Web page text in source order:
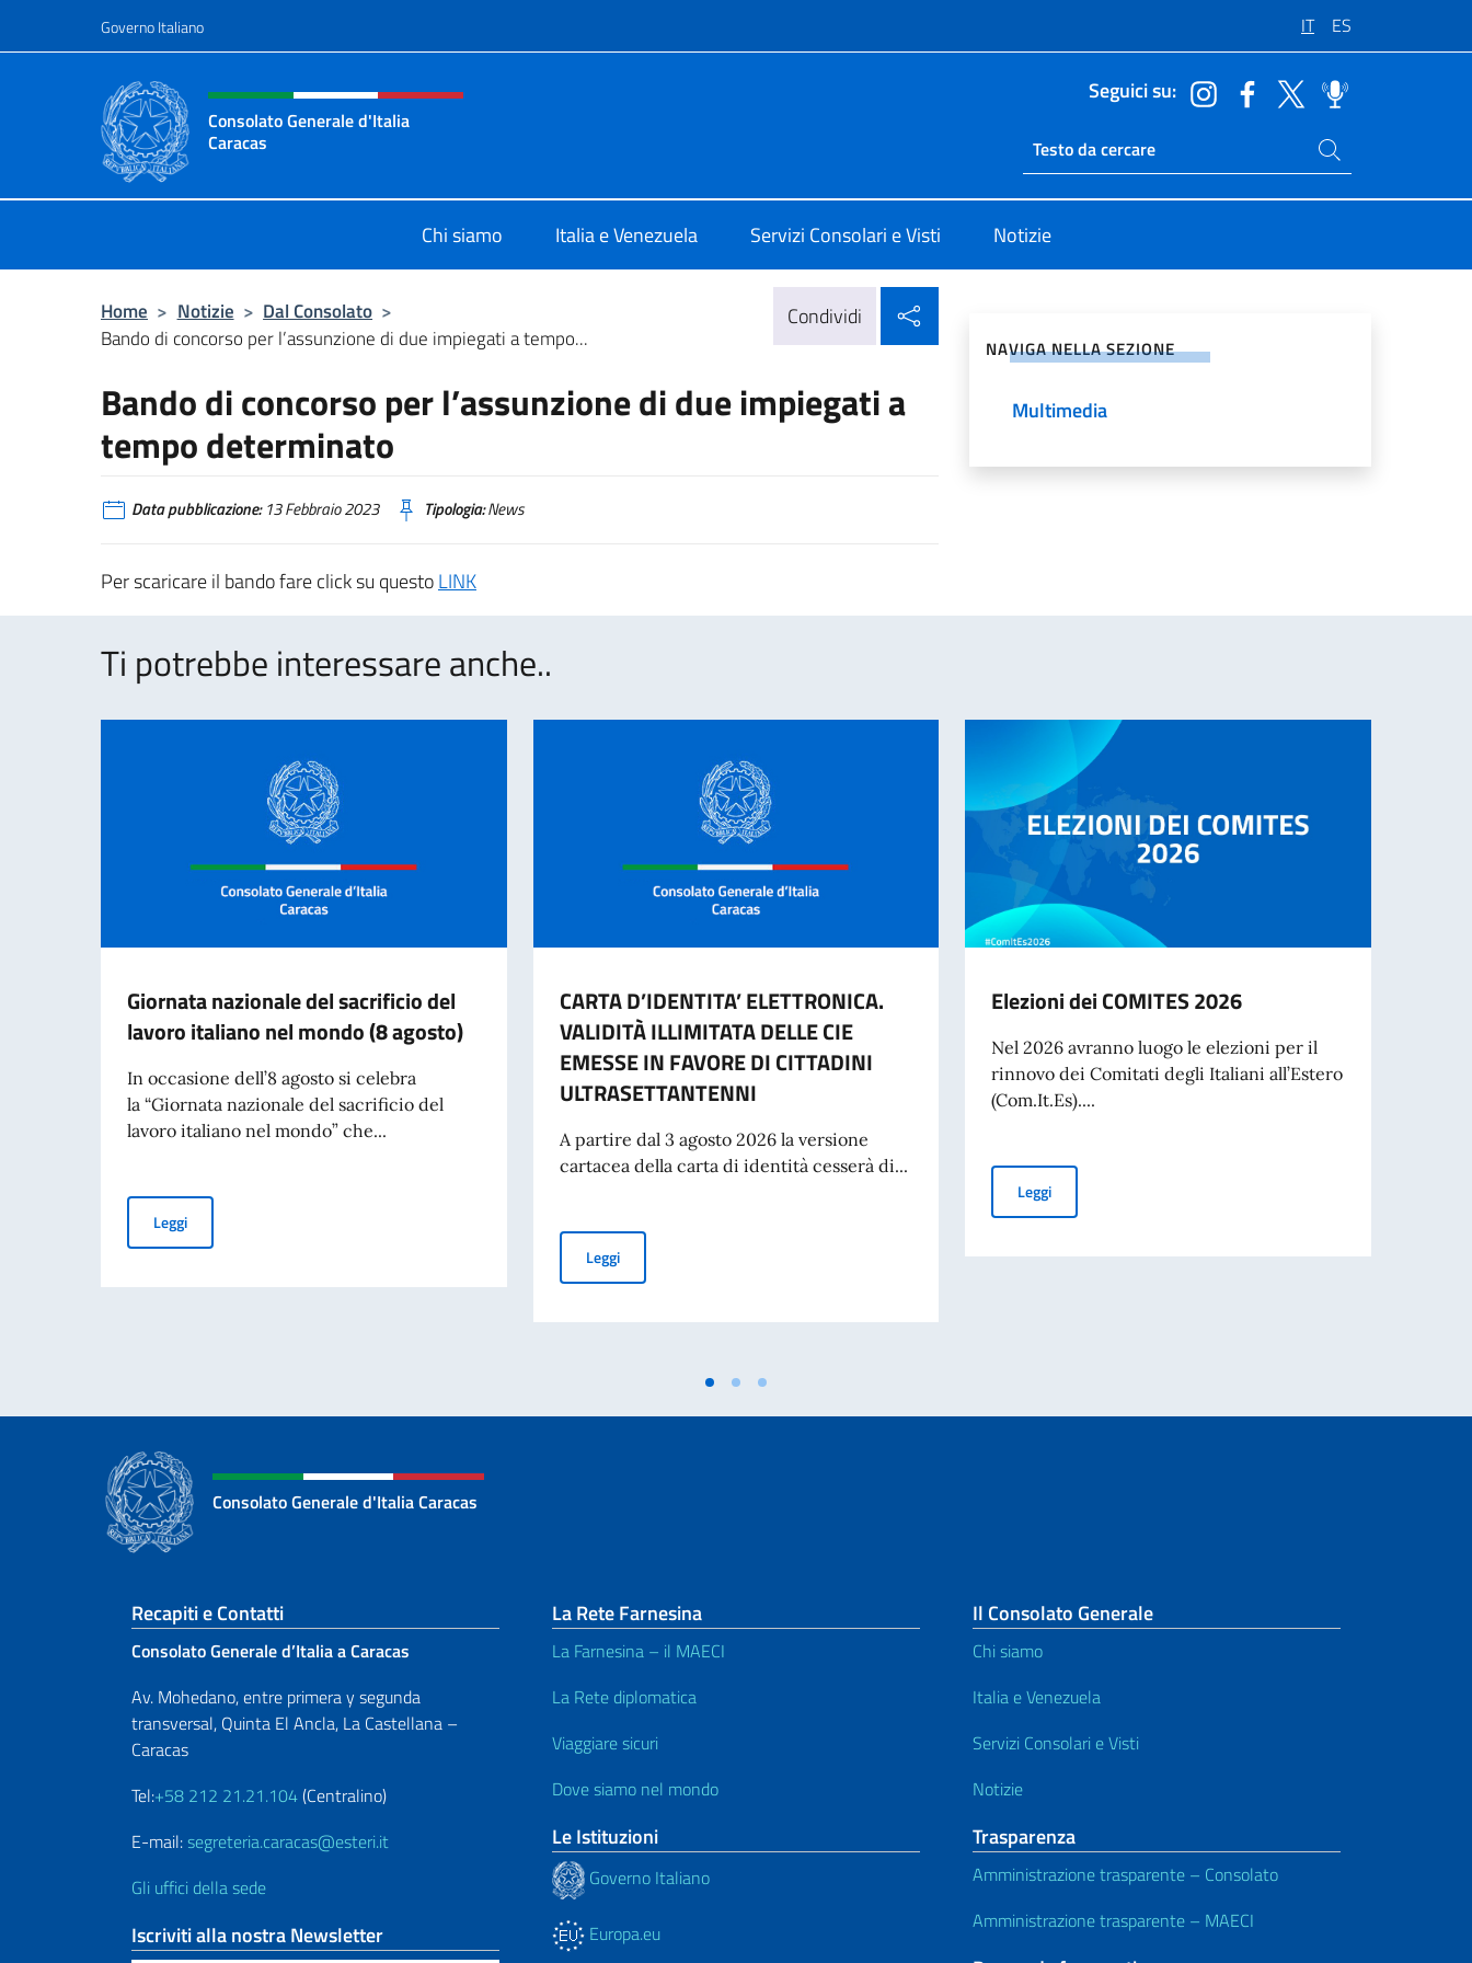
Governo Italiano IT ES
Intestazione sito, social e menù
Consolato Generale d'Italia
Caracas
Seguici su:
Ricerca sito live
Cerca nel sito
Chi siamo Italia e Venezuela Servizi Consolari e Visti Notizie
Home > Notizie > Dal Consolato >
Bando di concorso per l’assunzione di due impiegati a tempo...
Condividi
Bando di concorso per l’assunzione di due impiegati a
tempo determinato
Data pubblicazione:13 Febbraio 2023 Tipologia:News
Per scaricare il bando fare click su questoLINK
NAVIGA NELLA SEZIONE
Multimedia
Ti potrebbe interessare anche..
Giornata nazionale del sacrificio del
lavoro italiano nel mondo (8 agosto)
In occasione dell’8 agosto si celebra
la “Giornata nazionale del sacrificio del
lavoro italiano nel mondo” che...
LeggiGiornata nazionale del sacrificio del lavoro italiano nel mondo (8 agosto)
CARTA D’IDENTITA’ ELETTRONICA.
VALIDITÀ ILLIMITATA DELLE CIE
EMESSE IN FAVORE DI CITTADINI
ULTRASETTANTENNI
A partire dal 3 agosto 2026 la versione
cartacea della carta di identità cesserà di...
LeggiCARTA D’IDENTITA’ ELETTRONICA. VALIDITÀ ILLIMITATA DELLE CIE EMESSE IN FAVORE DI CITTADINI ULTRASETTANTENNI
Elezioni dei COMITES 2026
Nel 2026 avranno luogo le elezioni per il
rinnovo dei Comitati degli Italiani all’Estero
(Com.It.Es)....
LeggiElezioni dei COMITES 2026
Consolato Generale d'Italia Caracas
Sezione footer
Recapiti e Contatti
Consolato Generale d’Italia a Caracas
Av. Mohedano, entre primera y segunda
transversal, Quinta El Ancla, La Castellana –
Caracas
Tel:+58 212 21.21.104(Centralino)
E-mail:segreteria.caracas@esteri.it
Gli uffici della sede
Iscriviti alla nostra Newsletter
La Rete Farnesina
La Farnesina – il MAECI
La Rete diplomatica
Viaggiare sicuri
Dove siamo nel mondo
Le Istituzioni
Governo Italiano
Europa.eu
Il Consolato Generale
Chi siamo
Italia e Venezuela
Servizi Consolari e Visti
Notizie
Trasparenza
Amministrazione trasparente – Consolato
Amministrazione trasparente – MAECI